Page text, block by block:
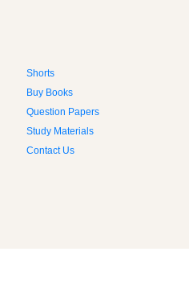
Shorts
Buy Books
Question Papers
Study Materials
Contact Us